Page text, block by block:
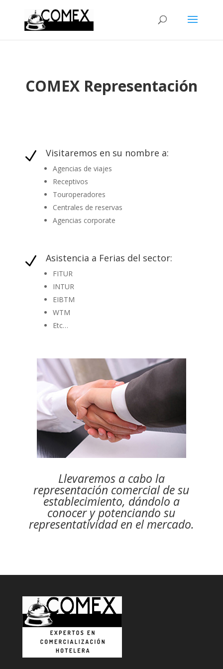
COMEX Representación
N Visitaremos en su nombre a:
Agencias de viajes
Receptivos
Touroperadores
Centrales de reservas
Agencias corporate
N Asistencia a Ferias del sector:
FITUR
INTUR
EIBTM
WTM
Etc…
Llevaremos a cabo la
representación comercial de su
establecimiento, dándolo a
conocer y potenciando su
representatividad en el mercado.